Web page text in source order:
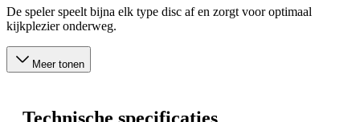
De speler speelt bijna elk type disc af en zorgt voor optimaal
kijkplezier onderweg.
Meer tonen
Technische specificaties